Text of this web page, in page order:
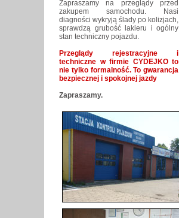
Zapraszamy na przeglądy przed
zakupem samochodu. Nasi
diagności wykryją ślady po kolizjach,
sprawdzą grubość lakieru i ogólny
stan techniczny pojazdu.
Przeglądy rejestracyjne i
techniczne w firmie CYDEJKO to
nie tylko formalność. To gwarancja
bezpiecznej i spokojnej jazdy
Zapraszamy.